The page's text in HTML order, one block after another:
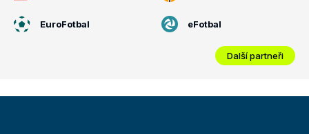
EuroFotbal eFotbal
Další partneři